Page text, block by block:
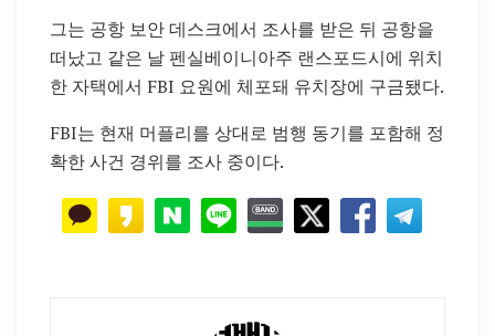
그는 공항 보안 데스크에서 조사를 받은 뒤 공항을
떠났고 같은 날 펜실베이니아주 랜스포드시에 위치
한 자택에서 FBI 요원에 체포돼 유치장에 구금됐다.
FBI는 현재 머플리를 상대로 범행 동기를 포함해 정
확한 사건 경위를 조사 중이다.